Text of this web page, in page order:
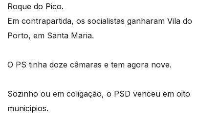
Roque do Pico.
Em contrapartida, os socialistas ganharam Vila do
Porto, em Santa Maria.
O PS tinha doze câmaras e tem agora nove.
Sozinho ou em coligação, o PSD venceu em oito
municipios.